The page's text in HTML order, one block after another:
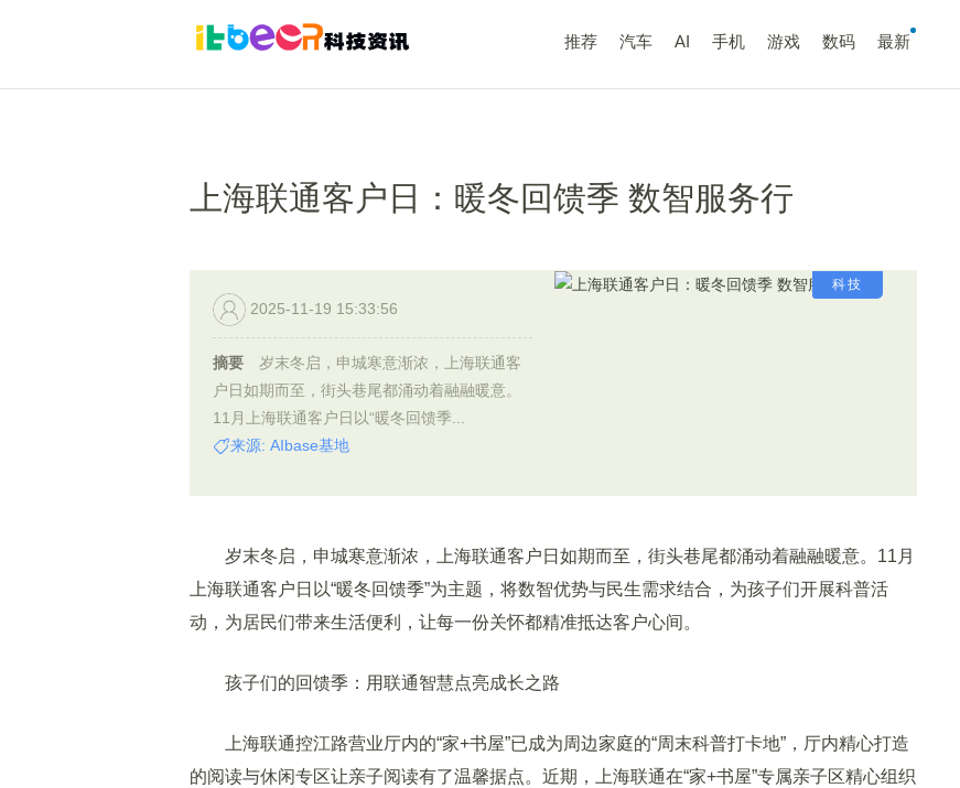
推荐 汽车 AI 手机 游戏 数码 最新
上海联通客户日：暖冬回馈季 数智服务行
科技
2025-11-19 15:33:56
摘要
岁末冬启，申城寒意渐浓，上海联通客
户日如期而至，街头巷尾都涌动着融融暖意。
11月上海联通客户日以“暖冬回馈季...
来源: AIbase基地
岁末冬启，申城寒意渐浓，上海联通客户日如期而至，街头巷尾都涌动着融融暖意。11月
上海联通客户日以“暖冬回馈季”为主题，将数智优势与民生需求结合，为孩子们开展科普活
动，为居民们带来生活便利，让每一份关怀都精准抵达客户心间。
孩子们的回馈季：用联通智慧点亮成长之路
上海联通控江路营业厅内的“家+书屋”已成为周边家庭的“周末科普打卡地”，厅内精心打造
的阅读与休闲专区让亲子阅读有了温馨据点。近期，上海联通在“家+书屋”专属亲子区精心组织